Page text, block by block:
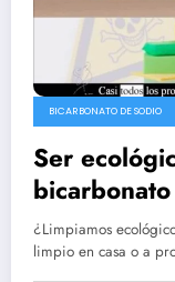
BICARBONATO DE SODIO
Ser
¿Limpiamos
limpio en casa o a